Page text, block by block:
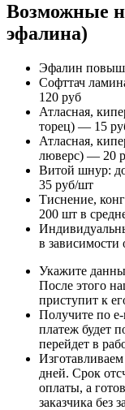
Возможные
эфалина)
Эфалин
Софттач
120 руб
Атласная,
торец) — 15
Атласная,
люверс) — 20
Витой шнур:
35 руб/шт
Тиснение,
200 шт в
в зависимости
Укажите
После этого
приступит к
Получите по e-
платеж будет
перейдет в
дней. Срок
оплаты, а
заказчика без